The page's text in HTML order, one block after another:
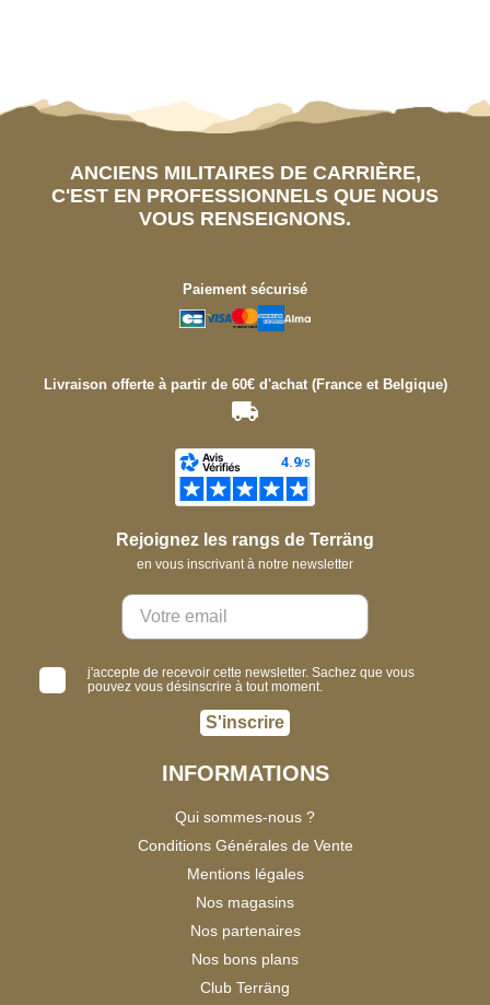
ANCIENS MILITAIRES DE CARRIÈRE,
C'EST EN PROFESSIONNELS QUE NOUS
VOUS RENSEIGNONS.
Paiement sécurisé
Livraison offerte à partir de 60€ d'achat (France et Belgique)
Rejoignez les rangs de Terräng
en vous inscrivant à notre newsletter
j'accepte de recevoir cette newsletter. Sachez que vous
pouvez vous désinscrire à tout moment.
S'inscrire
INFORMATIONS
Qui sommes-nous ?
Conditions Générales de Vente
Mentions légales
Nos magasins
Nos partenaires
Nos bons plans
Club Terräng